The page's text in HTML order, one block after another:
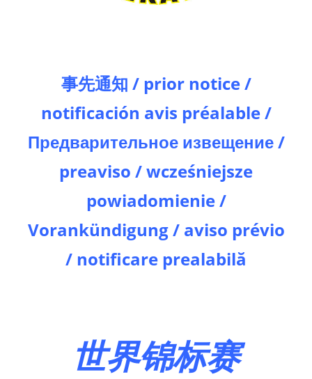
事先通知 / prior notice /
notificación avis préalable /
Предварительное извещение /
preaviso / wcześniejsze
powiadomienie /
Vorankündigung / aviso prévio
/ notificare prealabilă
世界锦标赛